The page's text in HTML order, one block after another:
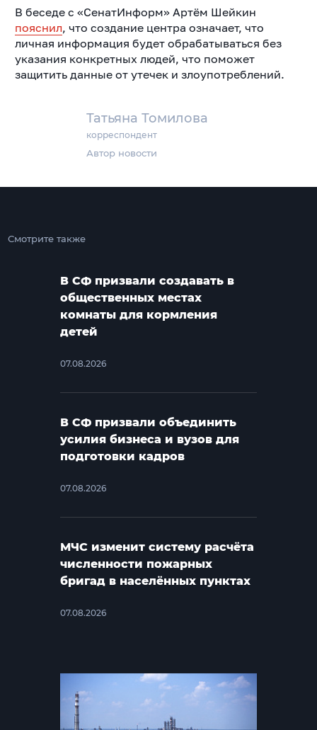
Татьяна Томилова
корреспондент
Автор новости
В беседе с «СенатИнформ» Артём Шейкин
пояснил, что создание центра означает, что
личная информация будет обрабатываться без
указания конкретных людей, что поможет
защитить данные от утечек и злоупотреблений.
Смотрите также
В СФ призвали создавать в
общественных местах
комнаты для кормления
детей
07.08.2026
В СФ призвали объединить
усилия бизнеса и вузов для
подготовки кадров
07.08.2026
МЧС изменит систему расчёта
численности пожарных
бригад в населённых пунктах
07.08.2026